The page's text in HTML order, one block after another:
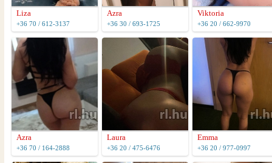
Liza
+36 70 / 612-3137
Azra
+36 30 / 693-1725
Viktoria
+36 20 / 662-9970
Azra
+36 70 / 164-2888
Laura
+36 20 / 475-6476
Emma
+36 20 / 977-0997